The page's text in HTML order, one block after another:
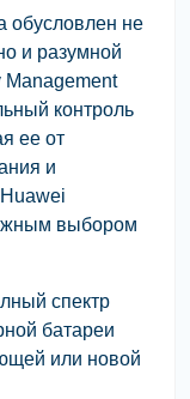
обусловлен не
и разумной
Management
контроль
ее от
и
выбором
спектр
батареи
или новой